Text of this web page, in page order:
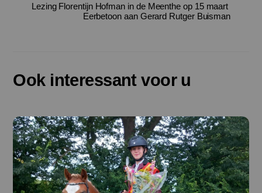
Lezing Florentijn Hofman in de Meenthe op 15 maart
Eerbetoon aan Gerard Rutger Buisman
Ook interessant voor u